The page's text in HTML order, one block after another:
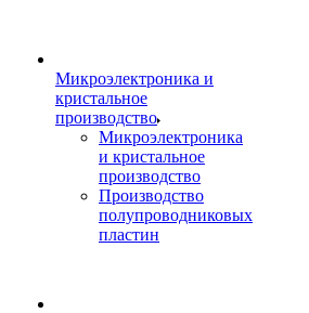
Микроэлектроника и
кристальное
производство
Микроэлектроника
и кристальное
производство
Производство
полупроводниковых
пластин